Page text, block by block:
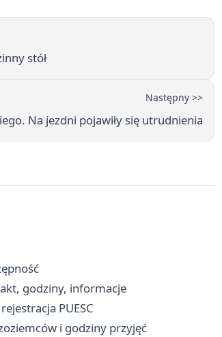
stół
Następny >>
Na jezdni pojawiły się utrudnienia
godziny, informacje
PUESC
i godziny przyjęć